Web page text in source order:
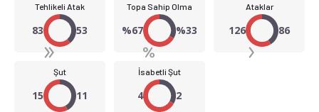
Tehlikeli Atak
83 53
Topa Sahip Olma
%67 %33
Ataklar
126 86
Şut
15 11
İsabetli Şut
4 2